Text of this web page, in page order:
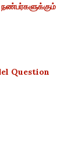
Question